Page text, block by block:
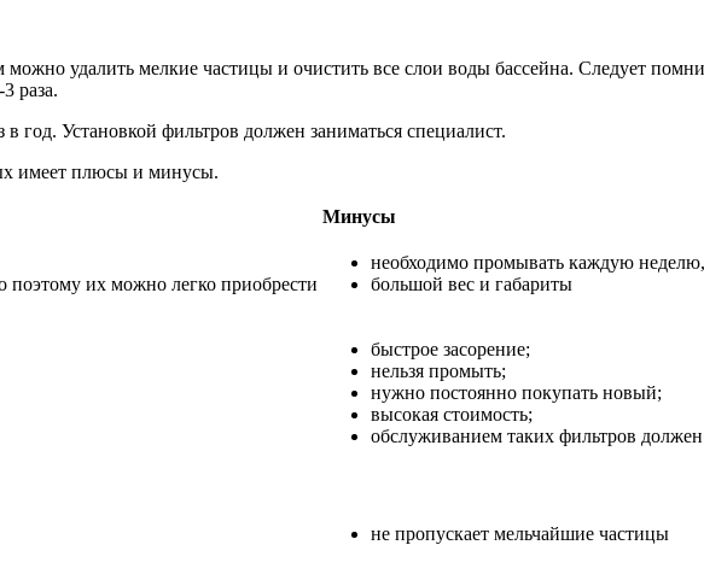
удалить мелкие частицы и очистить все слои воды бассейна. Следует
раза.
год. Установкой фильтров должен заниматься специалист.
имеет плюсы и минусы.
Минусы
их можно легко приобрести
необходимо промывать каждую
большой вес и габариты
быстрое засорение;
нельзя промыть;
нужно постоянно покупать новый;
высокая стоимость;
обслуживанием таких фильтров
не пропускает мельчайшие частицы